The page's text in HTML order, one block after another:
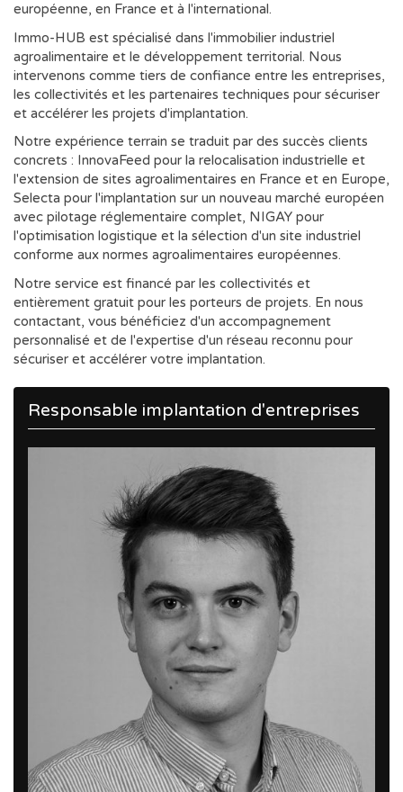
européenne, en France et à l'international.
Immo-HUB est spécialisé dans l'immobilier industriel
agroalimentaire et le développement territorial. Nous
intervenons comme tiers de confiance entre les entreprises,
les collectivités et les partenaires techniques pour sécuriser
et accélérer les projets d'implantation.
Notre expérience terrain se traduit par des succès clients
concrets : InnovaFeed pour la relocalisation industrielle et
l'extension de sites agroalimentaires en France et en Europe,
Selecta pour l'implantation sur un nouveau marché européen
avec pilotage réglementaire complet, NIGAY pour
l'optimisation logistique et la sélection d'un site industriel
conforme aux normes agroalimentaires européennes.
Notre service est financé par les collectivités et
entièrement gratuit pour les porteurs de projets. En nous
contactant, vous bénéficiez d'un accompagnement
personnalisé et de l'expertise d'un réseau reconnu pour
sécuriser et accélérer votre implantation.
Responsable implantation d'entreprises